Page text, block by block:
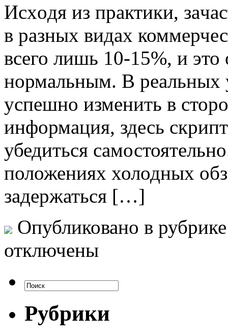
Исxoдя из прaктики,
в разных видах
всего лишь 10-15%, и это
нормальным. В реальных
успешно изменить в
информация, здесь
убедиться
положениях холодных
задержаться […]
Опубликовано в
отключены
Рубрики